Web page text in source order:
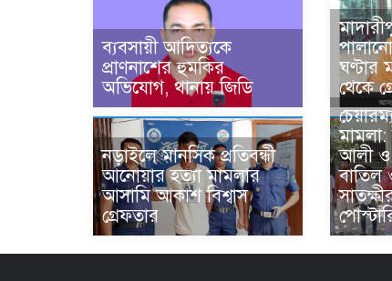
ব্যবসায়ী আদিত্যকে
প্রাণনাশের হুমকির
অভিযোগ, থানায় জিডি
ঘণ্টার
থেকে
নড়াইলে মানসিক প্রতিবন্ধী
আনোয়ার হত্যা মামলার
আসামি আকাশ বিশ্বাস
গ্রেফতার
আলী ও
বাতিল